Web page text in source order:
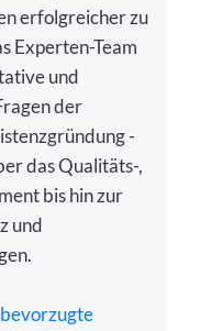
erfolgreicher zu
Experten-Team
und
der
-
das Qualitäts-,
bis hin zur
und